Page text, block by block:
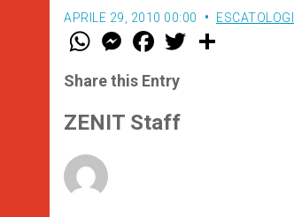
APRILE 29, 2010 00:00
W
t
s
p
p
M
e
s
e
g
e
F
a
e
b
o
k
w
Share this Entry
ZENIT Staff